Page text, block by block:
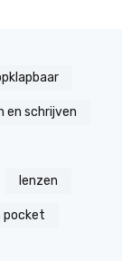
en schrijven
lenzen
pocket